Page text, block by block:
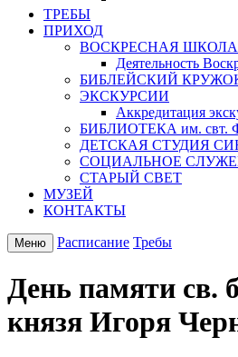
ТРЕБЫ
ПРИХОД
ВОСКРЕСНАЯ ШКОЛА
Деятельность
БИБЛЕЙСКИЙ
ЭКСКУРСИИ
Аккредитация
БИБЛИОТЕКА им. свт.
ДЕТСКАЯ СТУДИЯ
СОЦИАЛЬНОЕ
СТАРЫЙ СВЕТ
МУЗЕЙ
КОНТАКТЫ
Меню Расписание Требы
День памяти св.
князя Игоря